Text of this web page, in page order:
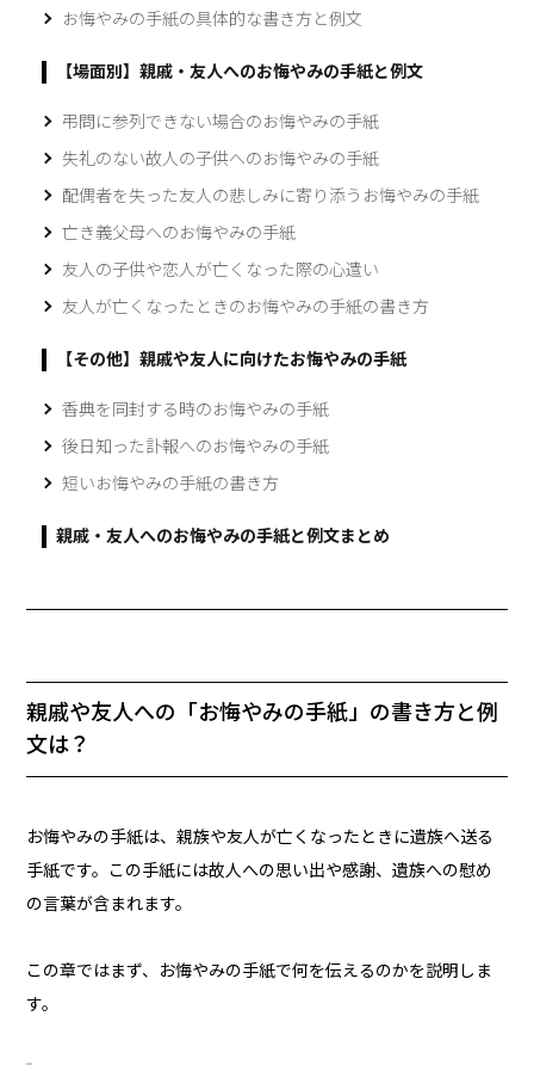
お悔やみの手紙の具体的な書き方と例文
【場面別】親戚・友人へのお悔やみの手紙と例文
弔問に参列できない場合のお悔やみの手紙
失礼のない故人の子供へのお悔やみの手紙
配偶者を失った友人の悲しみに寄り添うお悔やみの手紙
亡き義父母へのお悔やみの手紙
友人の子供や恋人が亡くなった際の心遣い
友人が亡くなったときのお悔やみの手紙の書き方
【その他】親戚や友人に向けたお悔やみの手紙
香典を同封する時のお悔やみの手紙
後日知った訃報へのお悔やみの手紙
短いお悔やみの手紙の書き方
親戚・友人へのお悔やみの手紙と例文まとめ
親戚や友人への「お悔やみの手紙」の書き方と例
文は？
お悔やみの手紙は、親族や友人が亡くなったときに遺族へ送る
手紙です。この手紙には故人への思い出や感謝、遺族への慰め
の言葉が含まれます。
この章ではまず、お悔やみの手紙で何を伝えるのかを説明しま
す。